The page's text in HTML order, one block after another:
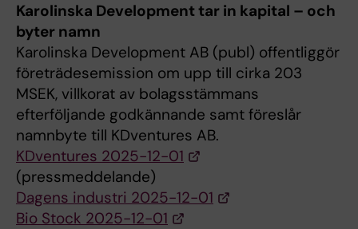
Karolinska Development tar in kapital – och
byter namn
Karolinska Development AB (publ) offentliggör
företrädesemission om upp till cirka 203
MSEK, villkorat av bolagsstämmans
efterföljande godkännande samt föreslår
namnbyte till KDventures AB.
KDventures 2025-12-01
(pressmeddelande)
Dagens industri 2025-12-01
Bio Stock 2025-12-01